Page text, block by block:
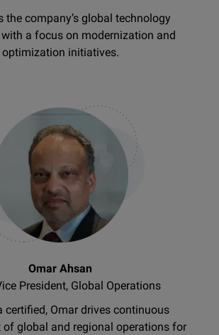
the company’s global technology
a focus on modernization and
optimization initiatives.
Omar Ahsan
President, Global Operations
certified, Omar drives continuous
of global and regional operations for